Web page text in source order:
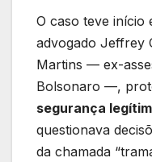
O caso teve início
advogado Jeffrey
Martins — ex-
Bolsonaro —,
segurança
questionava
da chamada